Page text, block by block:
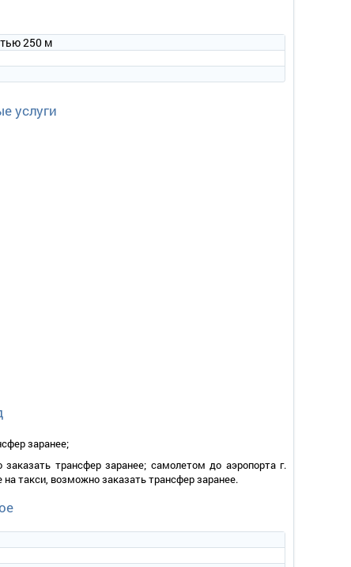
250 м
услуги
заранее;
трансфер заранее; самолетом до аэропорта г.
такси, возможно заказать трансфер заранее.